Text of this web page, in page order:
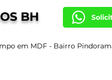
BH
em MDF - Bairro